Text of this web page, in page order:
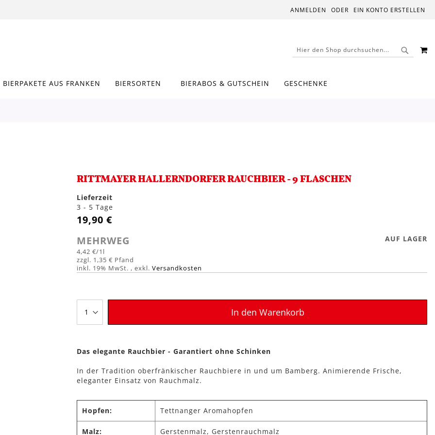
ANMELDEN EIN KONTO ERSTELLEN
SUCHE
BIERPAKETE AUS FRANKEN BIERSORTEN BIERABOS & GUTSCHEIN GESCHENKE
RITTMAYER HALLERNDORFER RAUCHBIER - 9 FLASCHEN
Lieferzeit
3 - 5 Tage
19,90 €
MEHRWEG
4,42 €/1l
1,35 €
inkl. 19% MwSt. ,exkl.Versandkosten
AUF LAGER
In den Warenkorb
Das elegante Rauchbier - Garantiert ohne Schinken
In der Tradition oberfränkischer Rauchbiere in und um Bamberg. Animierende Frische,
eleganter Einsatz von Rauchmalz.
Hopfen: Tettnanger Aromahopfen
Malz: Gerstenmalz, Gerstenrauchmalz